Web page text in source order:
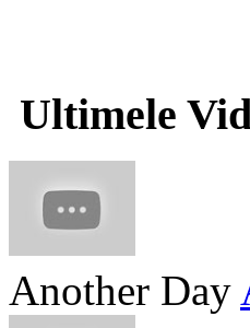
Ultimele
Another Day